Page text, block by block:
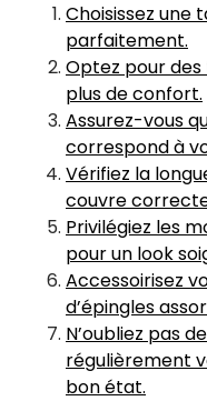
Choisissez une
parfaitement.
Optez pour
plus de confort.
Assurez-vous
correspond à
Vérifiez la
couvre
Privilégiez les
pour un look
Accessoirisez
d’épingles
N’oubliez pas
régulièrement
bon état.